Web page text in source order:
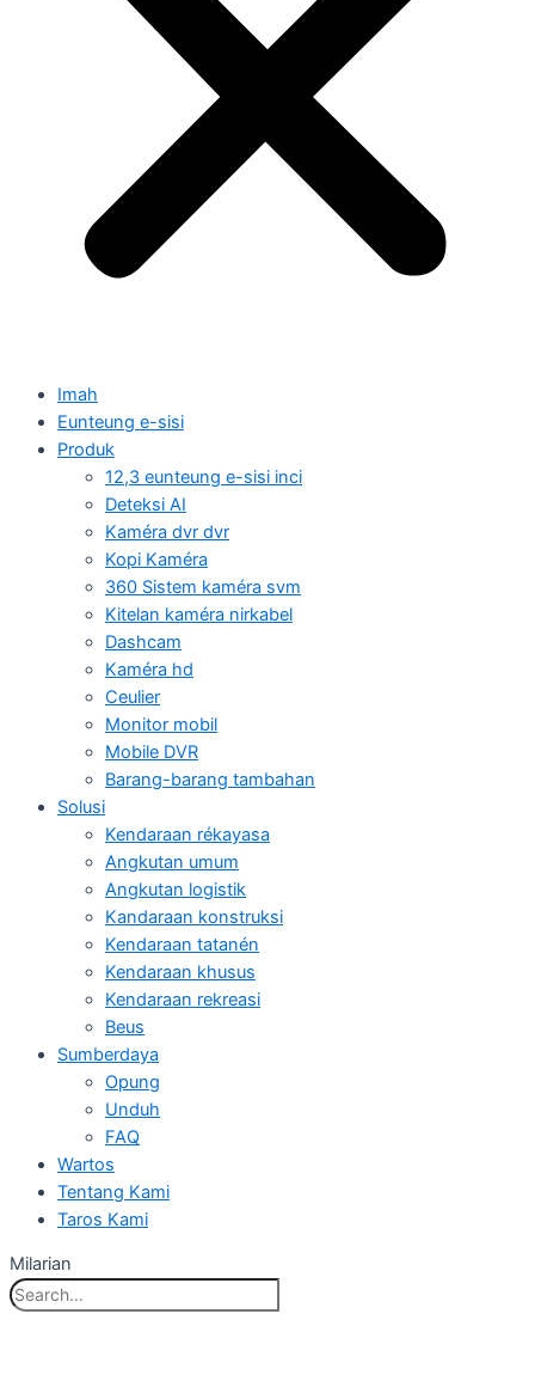
Imah
Eunteung e-sisi
Produk
12,3 eunteung e-sisi inci
Deteksi AI
Kaméra dvr dvr
Kopi Kaméra
360 Sistem kaméra svm
Kitelan kaméra nirkabel
Dashcam
Kaméra hd
Ceulier
Monitor mobil
Mobile DVR
Barang-barang tambahan
Solusi
Kendaraan rékayasa
Angkutan umum
Angkutan logistik
Kandaraan konstruksi
Kendaraan tatanén
Kendaraan khusus
Kendaraan rekreasi
Beus
Sumberdaya
Opung
Unduh
FAQ
Wartos
Tentang Kami
Taros Kami
Milarian